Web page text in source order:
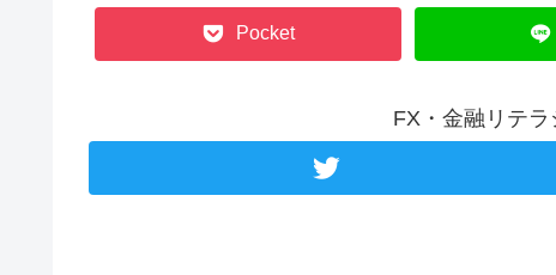
Pocket
FX・金融リテ